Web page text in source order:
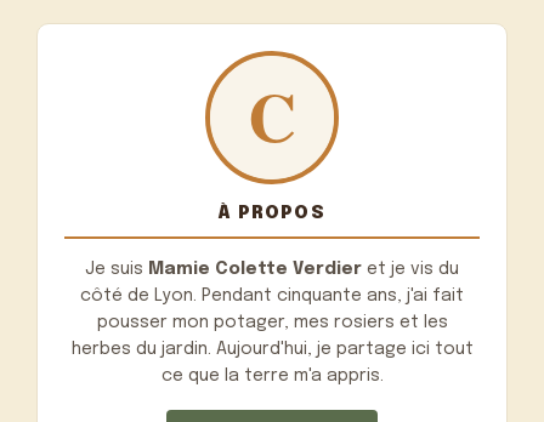
À PROPOS
Je suis Mamie Colette Verdier et je vis du
côté de Lyon. Pendant cinquante ans, j'ai fait
pousser mon potager, mes rosiers et les
herbes du jardin. Aujourd'hui, je partage ici tout
ce que la terre m'a appris.